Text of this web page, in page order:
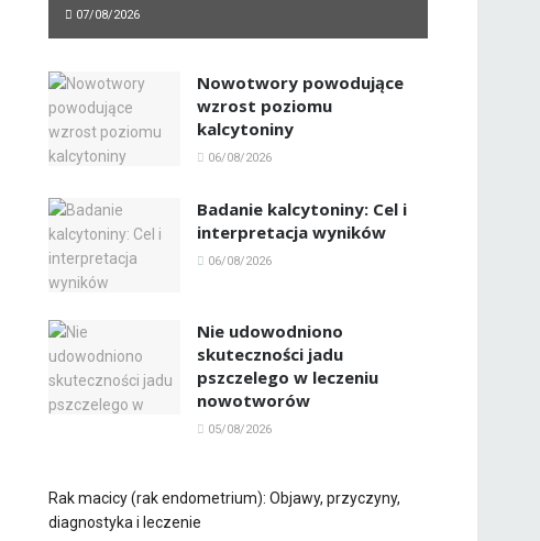
07/08/2026
Nowotwory powodujące
wzrost poziomu
kalcytoniny
06/08/2026
Badanie kalcytoniny: Cel i
interpretacja wyników
06/08/2026
Nie udowodniono
skuteczności jadu
pszczelego w leczeniu
nowotworów
05/08/2026
Rak macicy (rak endometrium): Objawy, przyczyny,
diagnostyka i leczenie